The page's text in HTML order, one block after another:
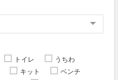
トイレ
うちわ
キット
ベンチ